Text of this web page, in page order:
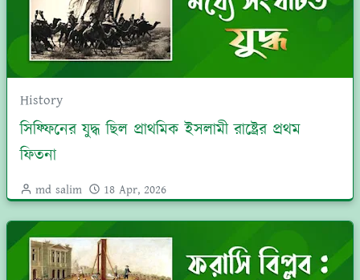
History
সিফ্ফিনের যুদ্ধ ছিল প্রাথমিক ইসলামী রাষ্ট্রের প্রথম
ফিতনা
md salim 18 Apr, 2026